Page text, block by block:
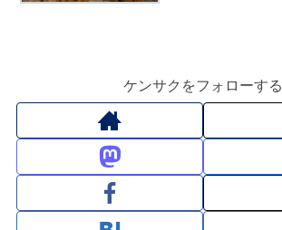
ケンサクをフォローする